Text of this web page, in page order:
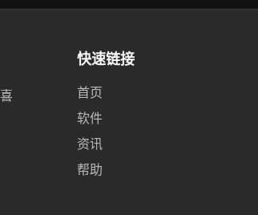
快速链接
首页
软件
资讯
帮助